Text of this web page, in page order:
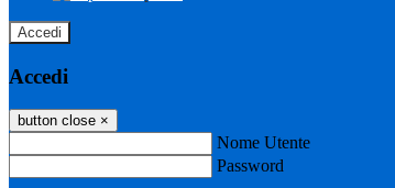
Accedi
Accedi
button close ×
Nome Utente
Password